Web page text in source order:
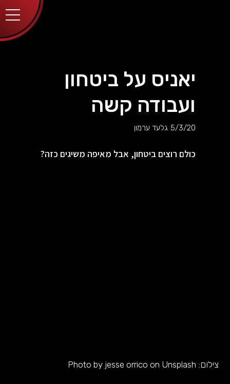
יאניס על ביטחון
ועבודה קשה
5/3/20 גלעד ערמון
כולם רוצים ביטחון, אבל מאיפה משיגים כזה?
צילום: Photo by jesse orrico on Unsplash